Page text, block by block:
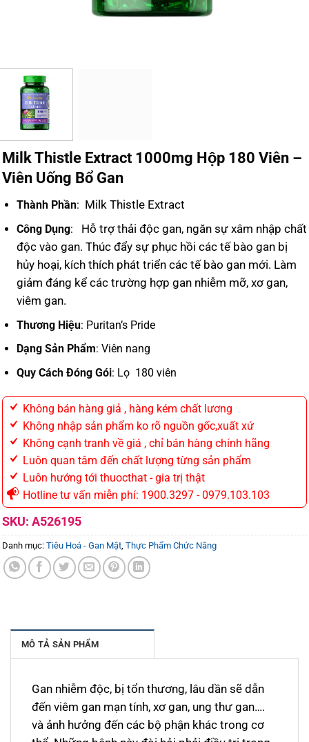
Milk Thistle Extract 1000mg Hộp 180 Viên –
Viên Uống Bổ Gan
Thành Phần: Milk Thistle Extract
Công Dụng: Hỗ trợ thải độc gan, ngăn sự xâm nhập chất
độc vào gan. Thúc đẩy sự phục hồi các tế bào gan bị
hủy hoại, kích thích phát triển các tế bào gan mới. Làm
giảm đáng kể các trường hợp gan nhiễm mỡ, xơ gan,
viêm gan.
Thương Hiệu: Puritan’s Pride
Dạng Sản Phẩm: Viên nang
Quy Cách Đóng Gói: Lọ 180 viên
Không bán hàng giả , hàng kém chất lương
Không nhập sản phẩm ko rõ nguồn gốc,xuất xứ
Không cạnh tranh về giá , chỉ bán hàng chính hãng
Luôn quan tâm đến chất lượng từng sản phẩm
Luôn hướng tới thuocthat - gia trị thật
Hotline tư vấn miễn phí: 1900.3297 - 0979.103.103
SKU: A526195
Danh mục: Tiêu Hoá - Gan Mật Thực Phẩm Chức Năng
MÔ TẢ SẢN PHẨM
Gan nhiễm độc, bị tổn thương, lâu dần sẽ dẫn
đến viêm gan mạn tính, xơ gan, ung thư gan….
và ảnh hưởng đến các bộ phận khác trong cơ